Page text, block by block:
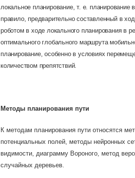
локальное планирование, т. е. планирование
правило, предварительно составленный в
роботом в ходе локального планирования в
оптимального глобального маршрута
планирование, особенно в условиях
количеством препятствий.
Методы планирования пути
К методам планирования пути относятся
потенциальных полей, методы нейронных
видимости, диаграмму Вороного, метод
случайных деревьев.